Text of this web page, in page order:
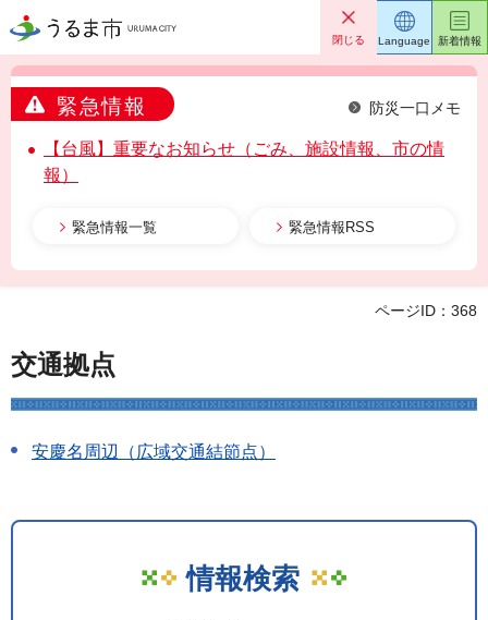
うるま市 閉じる
緊急情報 防災一口メモ
【台風】重要なお知らせ（ごみ、施設情報、市の情
報）
緊急情報一覧 緊急情報RSS
Language 新着情報
ページID：368
交通拠点
安慶名周辺（広域交通結節点）
情報検索